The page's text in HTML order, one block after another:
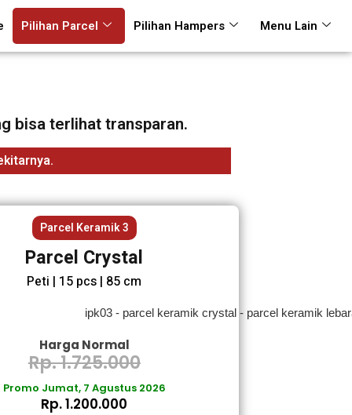
Pilihan Parcel Pilihan Hampers Menu Lain
bisa terlihat transparan.
Parcel Keramik 3
Parcel Crystal
Peti | 15 pcs | 85 cm
Harga Normal
Rp. 1.725.000
Promo Jumat, 7 Agustus 2026
Rp. 1.200.000